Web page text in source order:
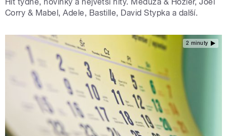
Corry & Mabel, Adele, Bastille, David Stypka a další.
2 minuty